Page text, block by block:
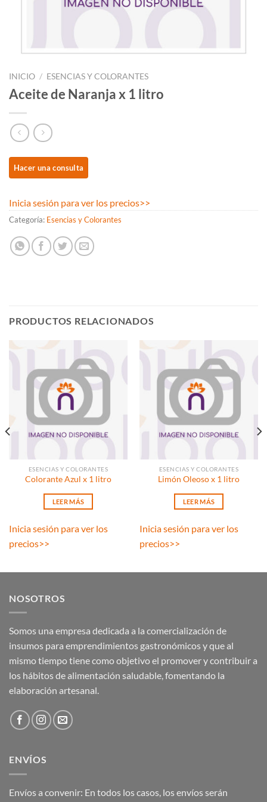
INICIO / ESENCIAS Y COLORANTES
Aceite de Naranja x 1 litro
Inicia sesión para ver los precios>>
Categoría: Esencias y Colorantes
PRODUCTOS RELACIONADOS
ESENCIAS Y COLORANTES
Colorante Azul x 1 litro
LEER MÁS
Inicia sesión para ver los
precios>>
ESENCIAS Y COLORANTES
Limón Oleoso x 1 litro
LEER MÁS
Inicia sesión para ver los
precios>>
NOSOTROS
Somos una empresa dedicada a la comercialización de
insumos para emprendimientos gastronómicos y que al
mismo tiempo tiene como objetivo el promover y contribuir a
los hábitos de alimentación saludable, fomentando la
elaboración artesanal.
ENVÍOS
Envíos a convenir: En todos los casos, los envíos serán